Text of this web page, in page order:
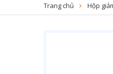
Trang chủ Hộp